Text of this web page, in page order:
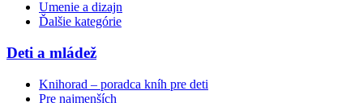
Umenie a dizajn
Ďalšie kategórie
Deti a mládež
Knihorad – poradca kníh pre deti
Pre najmenších